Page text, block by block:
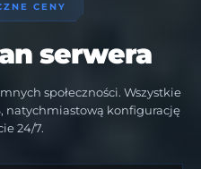
CENY
serwera
społeczności. Wszystkie
natychmiastową konfigurację
24/7.